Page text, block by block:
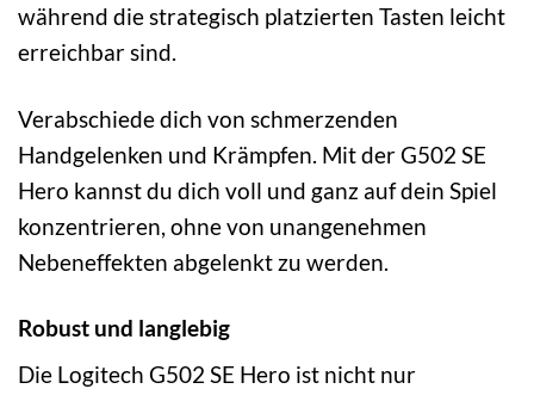
während die strategisch platzierten Tasten leicht
erreichbar sind.
Verabschiede dich von schmerzenden
Handgelenken und Krämpfen. Mit der G502 SE
Hero kannst du dich voll und ganz auf dein Spiel
konzentrieren, ohne von unangenehmen
Nebeneffekten abgelenkt zu werden.
Robust und langlebig
Die Logitech G502 SE Hero ist nicht nur